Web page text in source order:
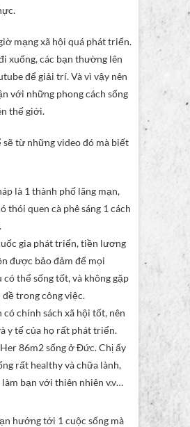
mạng xã hội quá phát triển.
xuống, các bạn thường lên
để giải trí. Và vì vậy nên
với những phong cách sống
thế giới.
sẽ từ những video đó mà biết
là 1 thành phố lãng mạn,
thói quen cà phê sáng 1 cách
gia phát triển, tiền lương
được bảo đảm để mọi
có thể sống tốt, và không gặp
đề trong công việc.
chính sách xã hội tốt, nên
y tế của họ rất phát triển.
86m2 sống ở Đức. Chị ấy
rất healthy và chữa lành,
làm bạn với thiên nhiên v.v…
hướng tới 1 cuộc sống mà